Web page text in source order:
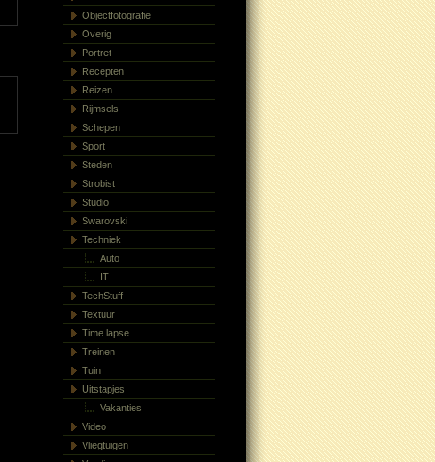
Objectfotografie
Overig
Portret
Recepten
Reizen
Rijmsels
Schepen
Sport
Steden
Strobist
Studio
Swarovski
Techniek
Auto
IT
TechStuff
Textuur
Time lapse
Treinen
Tuin
Uitstapjes
Vakanties
Video
Vliegtuigen